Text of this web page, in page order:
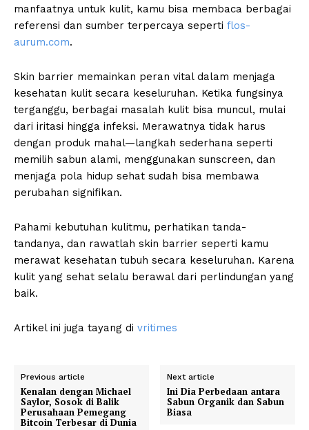
manfaatnya untuk kulit, kamu bisa membaca berbagai
referensi dan sumber terpercaya seperti flos-
aurum.com.
Skin barrier memainkan peran vital dalam menjaga
kesehatan kulit secara keseluruhan. Ketika fungsinya
terganggu, berbagai masalah kulit bisa muncul, mulai
dari iritasi hingga infeksi. Merawatnya tidak harus
dengan produk mahal—langkah sederhana seperti
memilih sabun alami, menggunakan sunscreen, dan
menjaga pola hidup sehat sudah bisa membawa
perubahan signifikan.
Pahami kebutuhan kulitmu, perhatikan tanda-
tandanya, dan rawatlah skin barrier seperti kamu
merawat kesehatan tubuh secara keseluruhan. Karena
kulit yang sehat selalu berawal dari perlindungan yang
baik.
Artikel ini juga tayang di vritimes
Previous article
Kenalan dengan Michael
Saylor, Sosok di Balik
Perusahaan Pemegang
Bitcoin Terbesar di Dunia
Next article
Ini Dia Perbedaan antara
Sabun Organik dan Sabun
Biasa